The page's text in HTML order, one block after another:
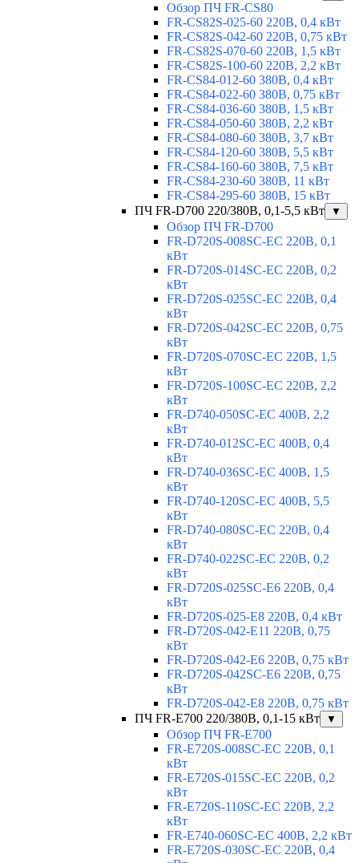
Обзор ПЧ FR-CS80
FR-CS82S-025-60 220В, 0,4 кВт
FR-CS82S-042-60 220В, 0,75 кВт
FR-CS82S-070-60 220В, 1,5 кВт
FR-CS82S-100-60 220В, 2,2 кВт
FR-CS84-012-60 380В, 0,4 кВт
FR-CS84-022-60 380В, 0,75 кВт
FR-CS84-036-60 380В, 1,5 кВт
FR-CS84-050-60 380В, 2,2 кВт
FR-CS84-080-60 380В, 3,7 кВт
FR-CS84-120-60 380В, 5,5 кВт
FR-CS84-160-60 380В, 7,5 кВт
FR-CS84-230-60 380В, 11 кВт
FR-CS84-295-60 380В, 15 кВт
ПЧ FR-D700 220/380В, 0,1-5,5 кВт
▼
Обзор ПЧ FR-D700
FR-D720S-008SC-EC 220В, 0,1
кВт
FR-D720S-014SC-EC 220В, 0,2
кВт
FR-D720S-025SC-EC 220В, 0,4
кВт
FR-D720S-042SC-EC 220В, 0,75
кВт
FR-D720S-070SC-EC 220В, 1,5
кВт
FR-D720S-100SC-EC 220В, 2,2
кВт
FR-D740-050SC-EC 400В, 2,2
кВт
FR-D740-012SC-EC 400В, 0,4
кВт
FR-D740-036SC-EC 400В, 1,5
кВт
FR-D740-120SC-EC 400В, 5,5
кВт
FR-D740-080SC-EC 220В, 0,4
кВт
FR-D740-022SC-EC 220В, 0,2
кВт
FR-D720S-025SC-E6 220В, 0,4
кВт
FR-D720S-025-E8 220В, 0,4 кВт
FR-D720S-042-E11 220В, 0,75
кВт
FR-D720S-042-E6 220В, 0,75 кВт
FR-D720S-042SC-E6 220В, 0,75
кВт
FR-D720S-042-E8 220В, 0,75 кВт
ПЧ FR-E700 220/380В, 0,1-15 кВт
▼
Обзор ПЧ FR-E700
FR-E720S-008SC-EC 220В, 0,1
кВт
FR-E720S-015SC-EC 220В, 0,2
кВт
FR-E720S-110SC-EC 220В, 2,2
кВт
FR-E740-060SC-EC 400В, 2,2 кВт
FR-E720S-030SC-EC 220В, 0,4